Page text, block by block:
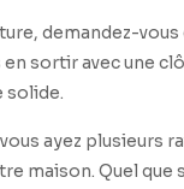
demandez-
sortir avec une
solide.
ayez plusieurs
maison. Quel